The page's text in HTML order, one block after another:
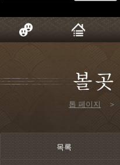
톱 페이지 ＞
목록